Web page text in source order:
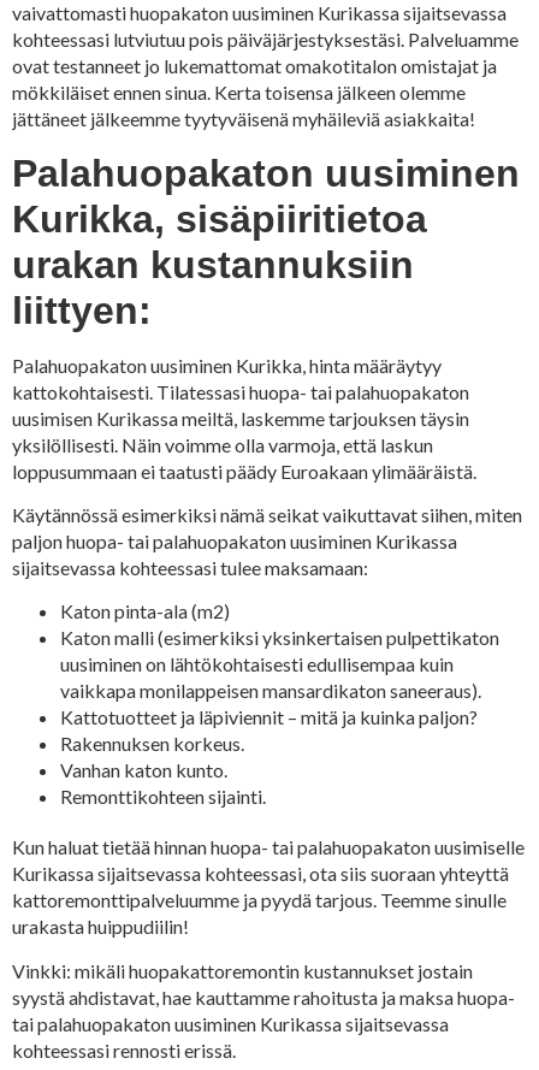
vaivattomasti huopakaton uusiminen Kurikassa sijaitsevassa
kohteessasi lutviutuu pois päiväjärjestyksestäsi. Palveluamme
ovat testanneet jo lukemattomat omakotitalon omistajat ja
mökkiläiset ennen sinua. Kerta toisensa jälkeen olemme
jättäneet jälkeemme tyytyväisenä myhäileviä asiakkaita!
Palahuopakaton uusiminen
Kurikka, sisäpiiritietoa
urakan kustannuksiin
liittyen:
Palahuopakaton uusiminen Kurikka, hinta määräytyy
kattokohtaisesti. Tilatessasi huopa- tai palahuopakaton
uusimisen Kurikassa meiltä, laskemme tarjouksen täysin
yksilöllisesti. Näin voimme olla varmoja, että laskun
loppusummaan ei taatusti päädy Euroakaan ylimääräistä.
Käytännössä esimerkiksi nämä seikat vaikuttavat siihen, miten
paljon huopa- tai palahuopakaton uusiminen Kurikassa
sijaitsevassa kohteessasi tulee maksamaan:
Katon pinta-ala (m2)
Katon malli (esimerkiksi yksinkertaisen pulpettikaton
uusiminen on lähtökohtaisesti edullisempaa kuin
vaikkapa monilappeisen mansardikaton saneeraus).
Kattotuotteet ja läpiviennit – mitä ja kuinka paljon?
Rakennuksen korkeus.
Vanhan katon kunto.
Remonttikohteen sijainti.
Kun haluat tietää hinnan huopa- tai palahuopakaton uusimiselle
Kurikassa sijaitsevassa kohteessasi, ota siis suoraan yhteyttä
kattoremonttipalveluumme ja pyydä tarjous. Teemme sinulle
urakasta huippudiilin!
Vinkki: mikäli huopakattoremontin kustannukset jostain
syystä ahdistavat, hae kauttamme rahoitusta ja maksa huopa-
tai palahuopakaton uusiminen Kurikassa sijaitsevassa
kohteessasi rennosti erissä.